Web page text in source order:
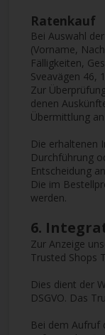
Ratenkauf
Bei Auswahl
(Vorname,
Fälligkeiten,
Sveavägen 46,
Zur
denen
Übermittlung
Die erhaltenen
Durchführung
Entscheidung
Die im
werden.
6.
Zur Anzeige
Trusted Shops
Dies dient der
DSGVO. Das
Bei dem Aufruf